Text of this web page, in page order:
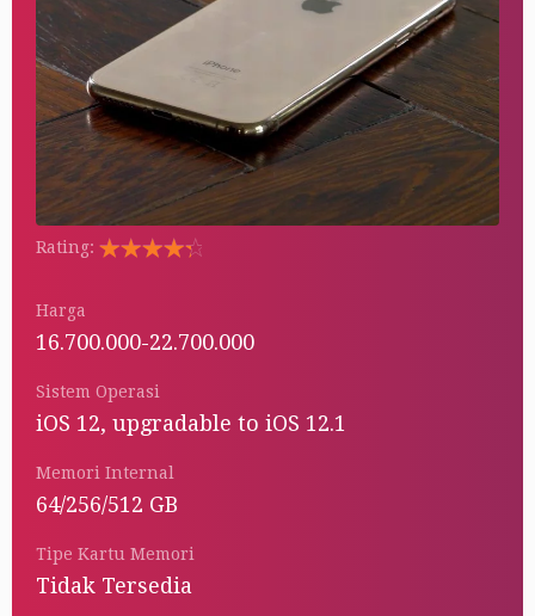
Rating:
Harga
16.700.000-22.700.000
Sistem Operasi
iOS 12, upgradable to iOS 12.1
Memori Internal
64/256/512 GB
Tipe Kartu Memori
Tidak Tersedia